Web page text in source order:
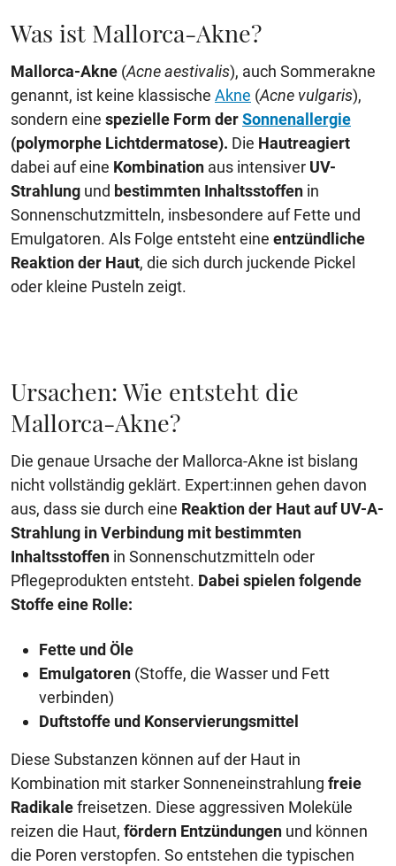
Was ist Mallorca-Akne?
Mallorca-Akne (Acne aestivalis), auch Sommerakne
genannt, ist keine klassische Akne (Acne vulgaris),
sondern eine spezielle Form derSonnenallergie
(polymorphe Lichtdermatose). Die Hautreagiert
dabei auf eine Kombination aus intensiver UV-
Strahlung und bestimmten Inhaltsstoffen in
Sonnenschutzmitteln, insbesondere auf Fette und
Emulgatoren. Als Folge entsteht eine entzündliche
Reaktion der Haut, die sich durch juckende Pickel
oder kleine Pusteln zeigt.
Ursachen: Wie entsteht die
Mallorca-Akne?
​​Die genaue Ursache der Mallorca-Akne ist bislang
nicht vollständig geklärt. Expert:innen gehen davon
aus, dass sie durch eine Reaktion der Haut auf UV-A-
Strahlung in Verbindung mit bestimmten
Inhaltsstoffen in Sonnenschutzmitteln oder
Pflegeprodukten entsteht. Dabei spielen folgende
Stoffe eine Rolle:
Fette und Öle
Emulgatoren (Stoffe, die Wasser und Fett
verbinden)
Duftstoffe und Konservierungsmittel
Diese Substanzen können auf der Haut in
Kombination mit starker Sonneneinstrahlung freie
Radikalefreisetzen. Diese aggressiven Moleküle
reizen die Haut, fördern Entzündungen und können
die Poren verstopfen. So entstehen die typischen